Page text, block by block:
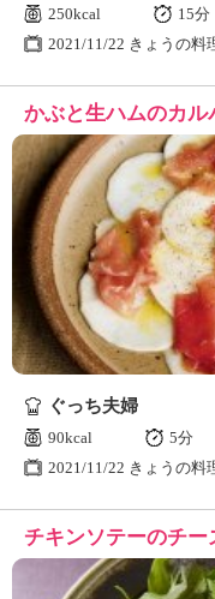
250kcal
15分
2021/11/22 きょうの料
かぶと生ハムのカル
ぐっち夫婦
90kcal
5分
2021/11/22 きょうの料
チキンソテーのチー